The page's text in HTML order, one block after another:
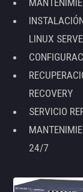
LINUX
RECOVERY
SERVICIO
24/7